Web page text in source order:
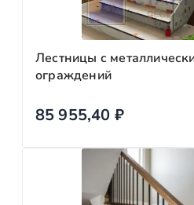
Лестницы с
ограждений
85 955,40 ₽